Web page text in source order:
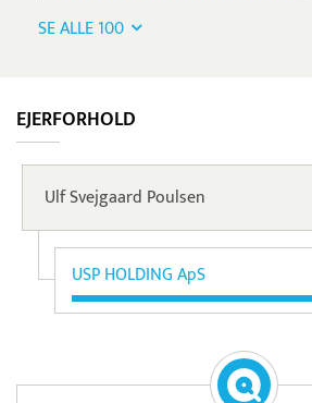
SE ALLE 100
EJERFORHOLD
Ulf Svejgaard Poulsen
USP HOLDING ApS